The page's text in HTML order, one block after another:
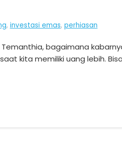
, investasi emas, perhiasan
bagaimana
kita memiliki uang lebih.